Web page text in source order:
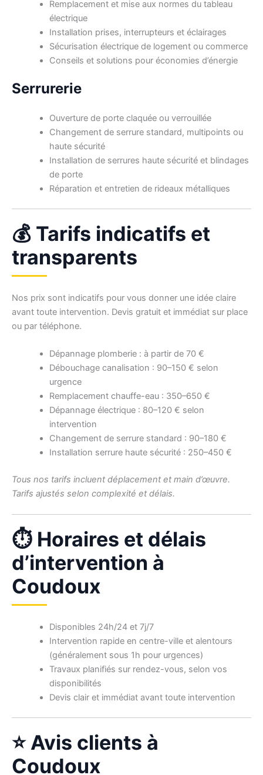
Remplacement et mise aux normes du tableau
électrique
Installation prises, interrupteurs et éclairages
Sécurisation électrique de logement ou commerce
Conseils et solutions pour économies d’énergie
Serrurerie
Ouverture de porte claquée ou verrouillée
Changement de serrure standard, multipoints ou
haute sécurité
Installation de serrures haute sécurité et blindages
de porte
Réparation et entretien de rideaux métalliques
💰 Tarifs indicatifs et
transparents
Nos prix sont indicatifs pour vous donner une idée claire
avant toute intervention. Devis gratuit et immédiat sur place
ou par téléphone.
Dépannage plomberie : à partir de 70 €
Débouchage canalisation : 90–150 € selon
urgence
Remplacement chauffe-eau : 350–650 €
Dépannage électrique : 80–120 € selon
intervention
Changement de serrure standard : 90–180 €
Installation serrure haute sécurité : 250–450 €
Tous nos tarifs incluent déplacement et main d’œuvre.
Tarifs ajustés selon complexité et délais.
⏱ Horaires et délais
d’intervention à
Coudoux
Disponibles 24h/24 et 7j/7
Intervention rapide en centre-ville et alentours
(généralement sous 1h pour urgences)
Travaux planifiés sur rendez-vous, selon vos
disponibilités
Devis clair et immédiat avant toute intervention
⭐ Avis clients à
Coudoux